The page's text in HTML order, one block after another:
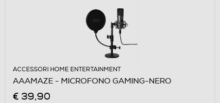
ACCESSORI HOME ENTERTAINMENT
AAAMAZE - MICROFONO GAMING-NERO
€ 39,90